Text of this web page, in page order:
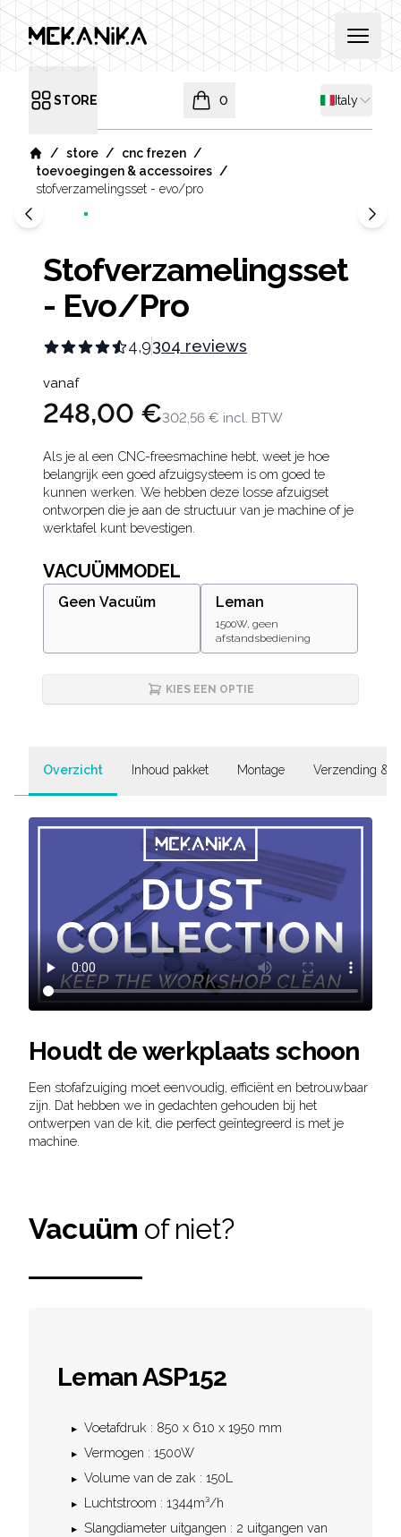
MEKANIKA Open
Open menu
STORE Shipping
Italy
0
items in cart, view bag
Home
/ store / cnc frezen /
toevoegingen & accessoires /
stofverzamelingsset - evo/pro
Stofverzamelingsset
- Evo/Pro
4,9304 reviews
Product information
vanaf
248,00 €302,56 € incl. BTW
Description
Als je al een CNC-freesmachine hebt, weet je hoe
belangrijk een goed afzuigsysteem is om goed te
kunnen werken. We hebben deze losse afzuigset
ontworpen die je aan de structuur van je machine of je
werktafel kunt bevestigen.
VACUÜMMODEL
Geen Vacuüm Leman
1500W, geen
afstandsbediening
KIES EEN OPTIE
Overzicht Inhoud pakket Montage Verzending &
Houdt de werkplaats schoon
Een stofafzuiging moet eenvoudig, efficiënt en betrouwbaar
zijn. Dat hebben we in gedachten gehouden bij het
ontwerpen van de kit, die perfect geïntegreerd is met je
machine.
Vacuüm of niet?
Leman ASP152
Voetafdruk : 850 x 610 x 1950 mm
Vermogen : 1500W
Volume van de zak : 150L
Luchtstroom : 1344m³/h
Slangdiameter uitgangen : 2 uitgangen van